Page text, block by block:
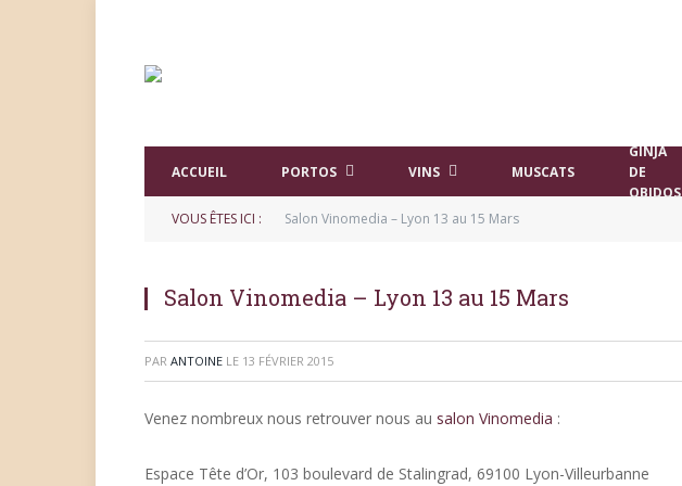
ACCUEIL PORTOS VINS MUSCATS
GINJA
DE
OBIDOS
VOUS ÊTES ICI : Salon Vinomedia – Lyon 13 au 15 Mars
Salon Vinomedia – Lyon 13 au 15 Mars
PAR ANTOINE LE 13 FÉVRIER 2015
Venez nombreux nous retrouver nous au salon Vinomedia :
Espace Tête d’Or, 103 boulevard de Stalingrad, 69100 Lyon-Villeurbanne